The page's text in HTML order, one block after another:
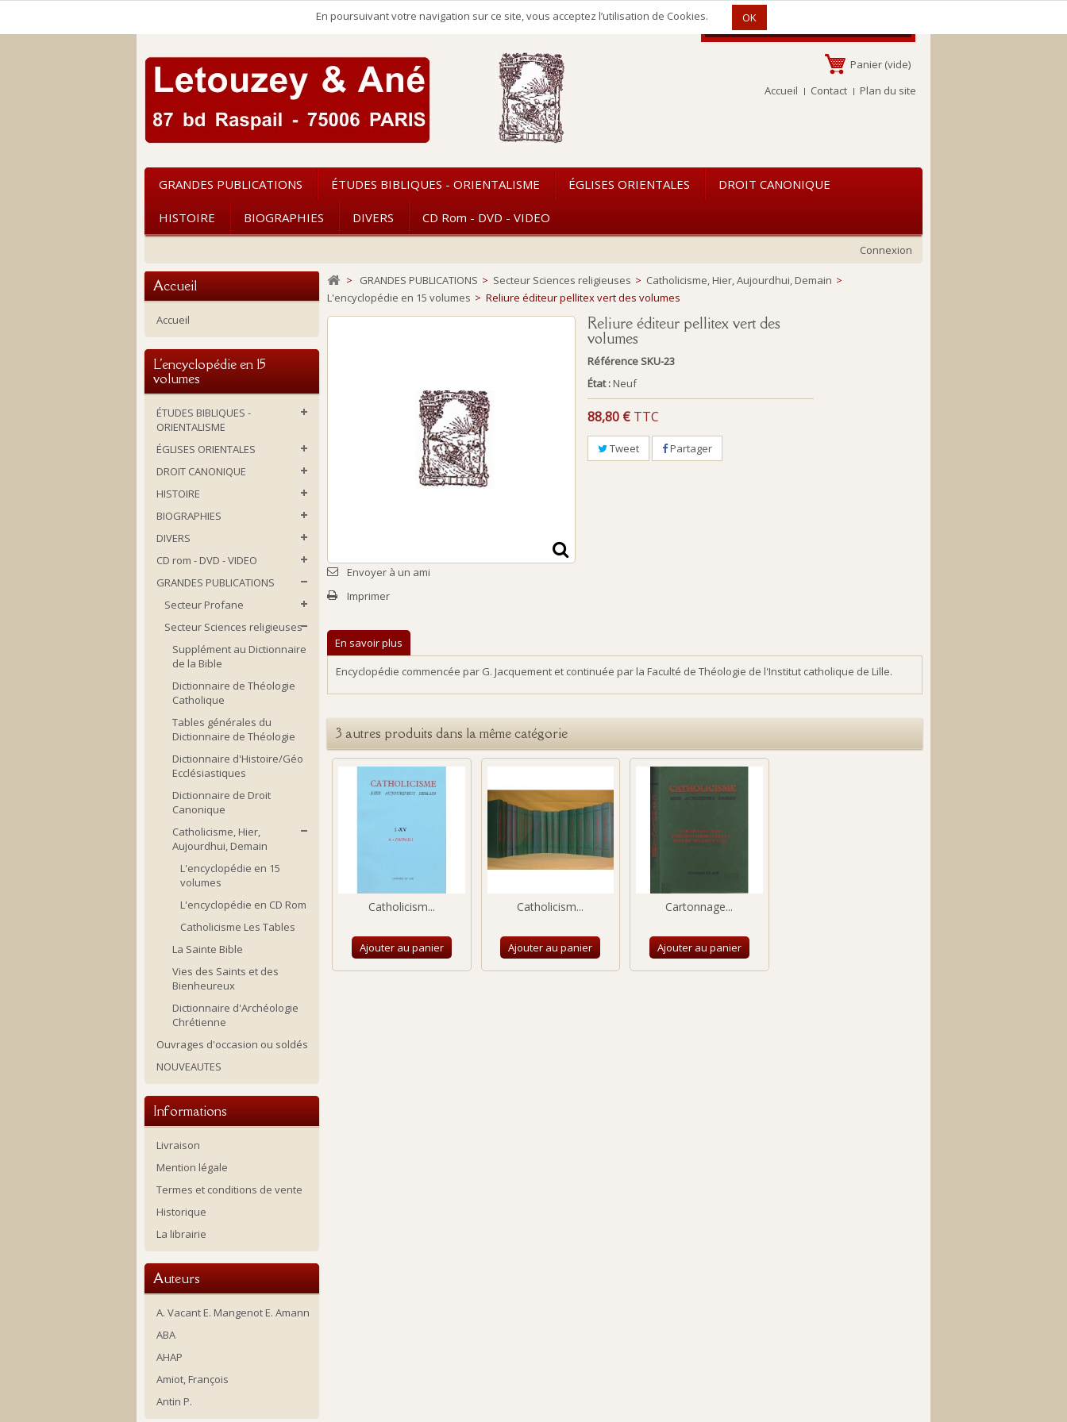
Panier (vide)
Accueil
Contact Plan du site
GRANDES PUBLICATIONS ÉTUDES BIBLIQUES - ORIENTALISME ÉGLISES ORIENTALES DROIT CANONIQUE
HISTOIRE BIOGRAPHIES DIVERS CD Rom - DVD - VIDEO
Connexion
Accueil
Accueil
L'encyclopédie en 15
volumes
ÉTUDES BIBLIQUES -
ORIENTALISME
ÉGLISES ORIENTALES
DROIT CANONIQUE
HISTOIRE
BIOGRAPHIES
DIVERS
CD rom - DVD - VIDEO
GRANDES PUBLICATIONS
Secteur Profane
Secteur Sciences religieuses
Supplément au Dictionnaire
de la Bible
Dictionnaire de Théologie
Catholique
Tables générales du
Dictionnaire de Théologie
Dictionnaire d'Histoire/Géo
Ecclésiastiques
Dictionnaire de Droit
Canonique
Catholicisme, Hier,
Aujourdhui, Demain
L'encyclopédie en 15
volumes
L'encyclopédie en CD Rom
Catholicisme Les Tables
La Sainte Bible
Vies des Saints et des
Bienheureux
Dictionnaire d'Archéologie
Chrétienne
Ouvrages d'occasion ou soldés
NOUVEAUTES
Informations
Livraison
Mention légale
Termes et conditions de vente
Historique
La librairie
Auteurs
A. Vacant E. Mangenot E. Amann
ABA
AHAP
Amiot, François
Antin P.
> GRANDES PUBLICATIONS > Secteur Sciences religieuses > Catholicisme, Hier, Aujourdhui, Demain >
L'encyclopédie en 15 volumes > Reliure éditeur pellitex vert des volumes
Envoyer à un ami
Imprimer
Reliure éditeur pellitex vert des
volumes
Référence SKU-23
État : Neuf
88,80 €TTC
Tweet Partager
En savoir plus
Encyclopédie commencée par G. Jacquement et continuée par la Faculté de Théologie de l'Institut catholique de Lille.
3 autres produits dans la même catégorie
Catholicism...
Ajouter au panier
Catholicism...
Ajouter au panier
Cartonnage...
Ajouter au panier
En poursuivant votre navigation sur ce site, vous acceptez l’utilisation de Cookies. OK